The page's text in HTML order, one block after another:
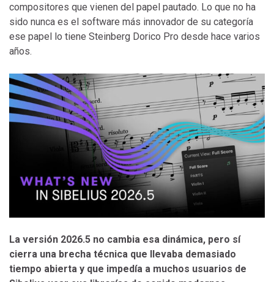
compositores que vienen del papel pautado. Lo que no ha
sido nunca es el software más innovador de su categoría
ese papel lo tiene Steinberg Dorico Pro desde hace varios
años.
La versión 2026.5 no cambia esa dinámica, pero sí
cierra una brecha técnica que llevaba demasiado
tiempo abierta y que impedía a muchos usuarios de